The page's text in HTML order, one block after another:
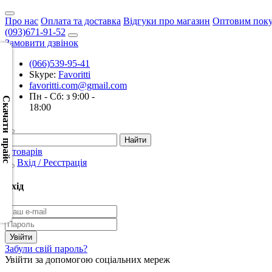
Про нас Оплата та доставка Відгуки про магазин Оптовим
(093)671-91-52
Замовити дзвінок
(066)539-95-41
Skype: Favoritti
favoritti.com@gmail.com
Пн - Сб: з 9:00 -
18:00
0 товарів
Вхід / Реєстрація
Вхід
Забули свій пароль?
Увійти за допомогою соціальних мереж
Скачати прайс
Скачать
XML
(Розн.)
Скачать
XML
(Опт)
Скачать
(Розн.)
Скачать
CSV
(Опт)